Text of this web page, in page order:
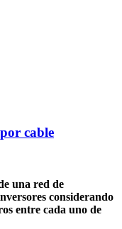
cable
una red de
considerando
entre cada uno de